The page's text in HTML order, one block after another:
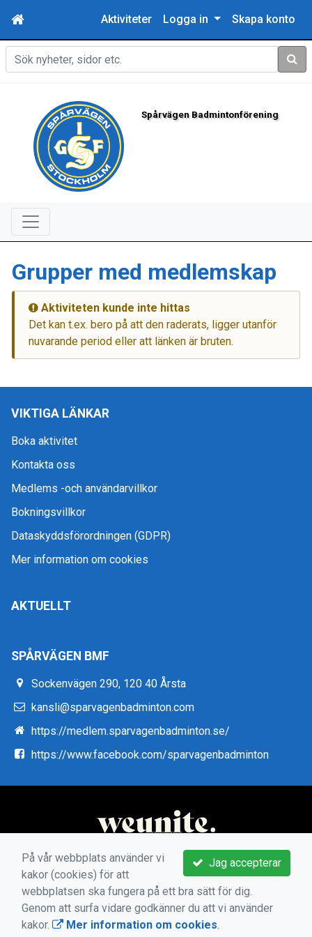
Aktiviteter Logga in Skapa konto
Sök
Spårvägen Badmintonförening
Grupper med medlemskap
Aktiviteten kunde inte hittas
Det kan t.ex. bero på att den raderats, ligger utanför
nuvarande period eller att länken är bruten.
VIKTIGA LÄNKAR
Boka aktivitet
Kontakta oss
Medlems -och användarvillkor
Bokningsvillkor
Dataskyddsförordningen (GDPR)
Mer information om cookies
AKTUELLT
SPÅRVÄGEN BMF
Sockenvägen 290, 120 40 Årsta
kansli@sparvagenbadminton.com
https://medlem.sparvagenbadminton.se/
https://www.facebook.com/sparvagenbadminton
Jag accepterar
På vår webbplats använder vi
kakor (cookies) för att
webbplatsen ska fungera på ett bra sätt för dig.
Genom att surfa vidare godkänner du att vi använder
kakor.
Mer information om cookies.